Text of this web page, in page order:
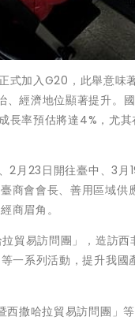
加入G20，此舉意味
、經濟地位顯著提升。
率預估將達4%，尤
2月23日開往臺中、3
商會會長、善用區域
商眉角。
貿易訪問團」，造訪
一系列活動，提升我
撒哈拉貿易訪問團」